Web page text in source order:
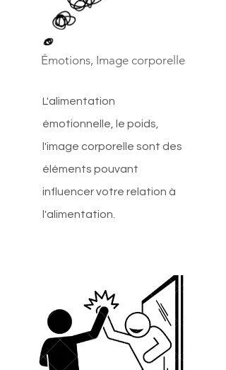
Émotions, Image corporelle
L'alimentation
émotionnelle, le poids,
l'image corporelle sont des
éléments pouvant
influencer votre relation à
l'alimentation.